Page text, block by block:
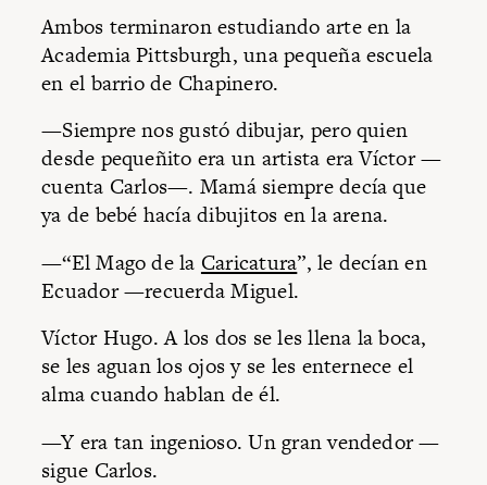
Ambos terminaron estudiando arte en la
Academia Pittsburgh, una pequeña escuela
en el barrio de Chapinero.
—Siempre nos gustó dibujar, pero quien
desde pequeñito era un artista era Víctor —
cuenta Carlos—. Mamá siempre decía que
ya de bebé hacía dibujitos en la arena.
—“El Mago de la Caricatura”, le decían en
Ecuador —recuerda Miguel.
Víctor Hugo. A los dos se les llena la boca,
se les aguan los ojos y se les enternece el
alma cuando hablan de él.
—Y era tan ingenioso. Un gran vendedor —
sigue Carlos.